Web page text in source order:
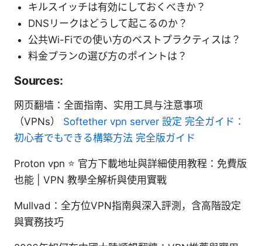
キルスイッチは有効にしておくべきか？
DNSリークはどうして起こるのか？
公共Wi-Fiでの使い方のベストプラクティスは？
料金プランの選び方のポイントは？
Sources:
网页翻墙：全面指南、实用工具与注意事项
（VPNs） Softether vpn server 設定 完全ガイド：
初心者でもできる構築方法 完全版ガイド
Proton vpn ⭐ 官方下載地址與詳細使用教程：免費版
也能 | VPN 教學全解析與使用實戰
Mullvad：全方位VPN指南與深入評測，含高階設定
與實務技巧